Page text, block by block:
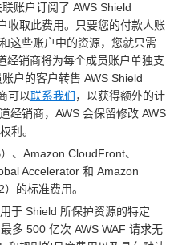
账户订阅了 AWS Shield
收取此费用。只要您的付款人账
这些账户中的资源，您就只需
经销商将为每个成员账户单独支
户的客户转售 AWS Shield
可以联系我们 ，以获得额外的计
经销商，AWS 会保留修改 AWS
利。
、Amazon CloudFront、
Accelerator 和 Amazon
的标准费用。
于 Shield 所保护资源的特定
多 500 亿次 AWS WAF 请求无